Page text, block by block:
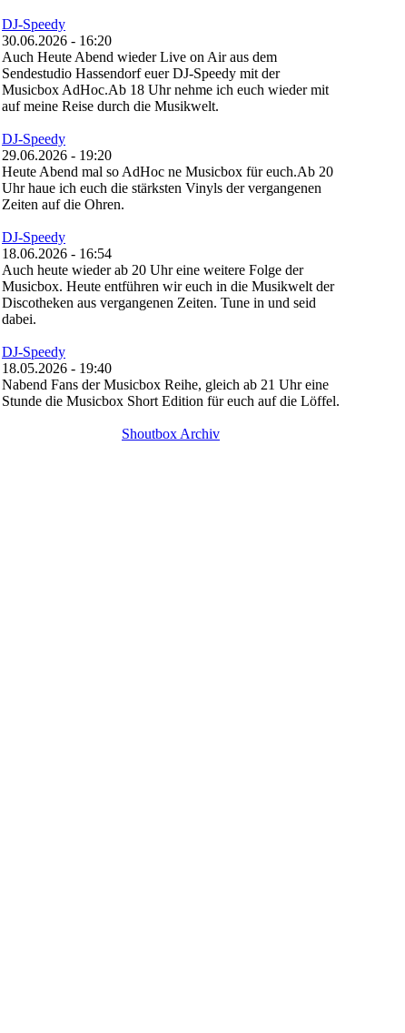
DJ-Speedy
30.06.2026 - 16:20
Auch Heute Abend wieder Live on Air aus dem
Sendestudio Hassendorf euer DJ-Speedy mit der
Musicbox AdHoc.Ab 18 Uhr nehme ich euch wieder mit
auf meine Reise durch die Musikwelt.
DJ-Speedy
29.06.2026 - 19:20
Heute Abend mal so AdHoc ne Musicbox für euch.Ab 20
Uhr haue ich euch die stärksten Vinyls der vergangenen
Zeiten auf die Ohren.
DJ-Speedy
18.06.2026 - 16:54
Auch heute wieder ab 20 Uhr eine weitere Folge der
Musicbox. Heute entführen wir euch in die Musikwelt der
Discotheken aus vergangenen Zeiten. Tune in und seid
dabei.
DJ-Speedy
18.05.2026 - 19:40
Nabend Fans der Musicbox Reihe, gleich ab 21 Uhr eine
Stunde die Musicbox Short Edition für euch auf die Löffel.
Shoutbox Archiv